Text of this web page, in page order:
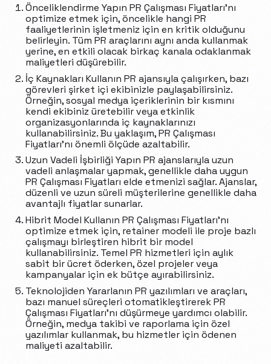
Önceliklendirme Yapın PR Çalışması Fiyatları’nı
optimize etmek için, öncelikle hangi PR
faaliyetlerinin işletmeniz için en kritik olduğunu
belirleyin. Tüm PR araçlarını aynı anda kullanmak
yerine, en etkili olacak birkaç kanala odaklanmak
maliyetleri düşürebilir.
İç Kaynakları Kullanın PR ajansıyla çalışırken, bazı
görevleri şirket içi ekibinizle paylaşabilirsiniz.
Örneğin, sosyal medya içeriklerinin bir kısmını
kendi ekibiniz üretebilir veya etkinlik
organizasyonlarında iç kaynaklarınızı
kullanabilirsiniz. Bu yaklaşım, PR Çalışması
Fiyatları’nı önemli ölçüde azaltabilir.
Uzun Vadeli İşbirliği Yapın PR ajanslarıyla uzun
vadeli anlaşmalar yapmak, genellikle daha uygun
PR Çalışması Fiyatları elde etmenizi sağlar. Ajanslar,
düzenli ve uzun süreli müşterilerine genellikle daha
avantajlı fiyatlar sunarlar.
Hibrit Model Kullanın PR Çalışması Fiyatları’nı
optimize etmek için, retainer modeli ile proje bazlı
çalışmayı birleştiren hibrit bir model
kullanabilirsiniz. Temel PR hizmetleri için aylık
sabit bir ücret öderken, özel projeler veya
kampanyalar için ek bütçe ayırabilirsiniz.
Teknolojiden Yararlanın PR yazılımları ve araçları,
bazı manuel süreçleri otomatikleştirerek PR
Çalışması Fiyatları’nı düşürmeye yardımcı olabilir.
Örneğin, medya takibi ve raporlama için özel
yazılımlar kullanmak, bu hizmetler için ödenen
maliyeti azaltabilir.